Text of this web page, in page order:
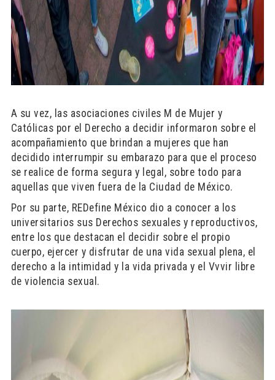
A su vez, las asociaciones civiles M de Mujer y
Católicas por el Derecho a decidir informaron sobre el
acompañamiento que brindan a mujeres que han
decidido interrumpir su embarazo para que el proceso
se realice de forma segura y legal, sobre todo para
aquellas que viven fuera de la Ciudad de México.
Por su parte, REDefine México dio a conocer a los
universitarios sus Derechos sexuales y reproductivos,
entre los que destacan el decidir sobre el propio
cuerpo, ejercer y disfrutar de una vida sexual plena, el
derecho a la intimidad y la vida privada y el Vvvir libre
de violencia sexual.